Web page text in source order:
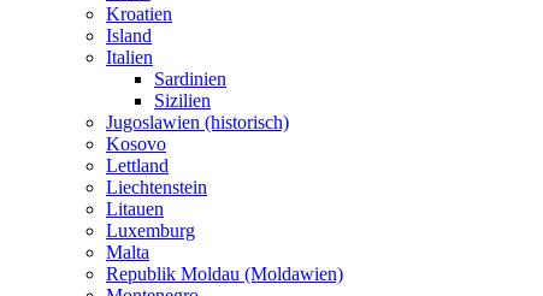
Kroatien
Island
Italien
Sardinien
Sizilien
Jugoslawien (historisch)
Kosovo
Lettland
Liechtenstein
Litauen
Luxemburg
Malta
Republik Moldau (Moldawien)